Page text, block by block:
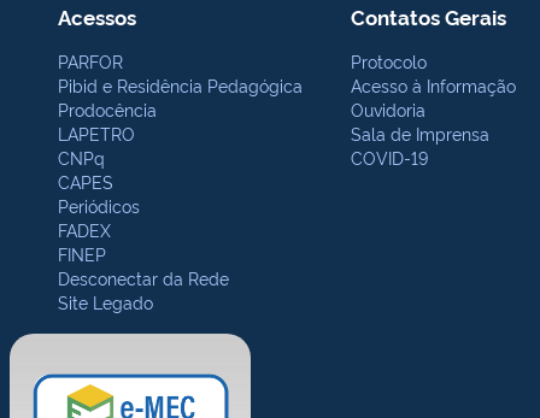
Acessos
PARFOR
Pibid e Residência Pedagógica
Prodocência
LAPETRO
CNPq
CAPES
Periódicos
FADEX
FINEP
Desconectar da Rede
Site Legado
Contatos Gerais
Protocolo
Acesso à Informação
Ouvidoria
Sala de Imprensa
COVID-19